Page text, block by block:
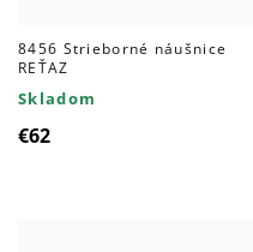
8456 Strieborné náušnice
REŤAZ
Skladom
€62